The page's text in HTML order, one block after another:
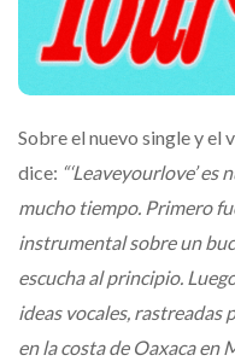
Sobre el nuevo single y el
dice: “‘Leaveyourlove’
mucho tiempo. Primero
instrumental sobre un
escucha al principio.
ideas vocales, rastreadas
en la costa de Oaxaca en